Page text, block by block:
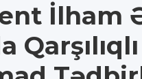
İlham